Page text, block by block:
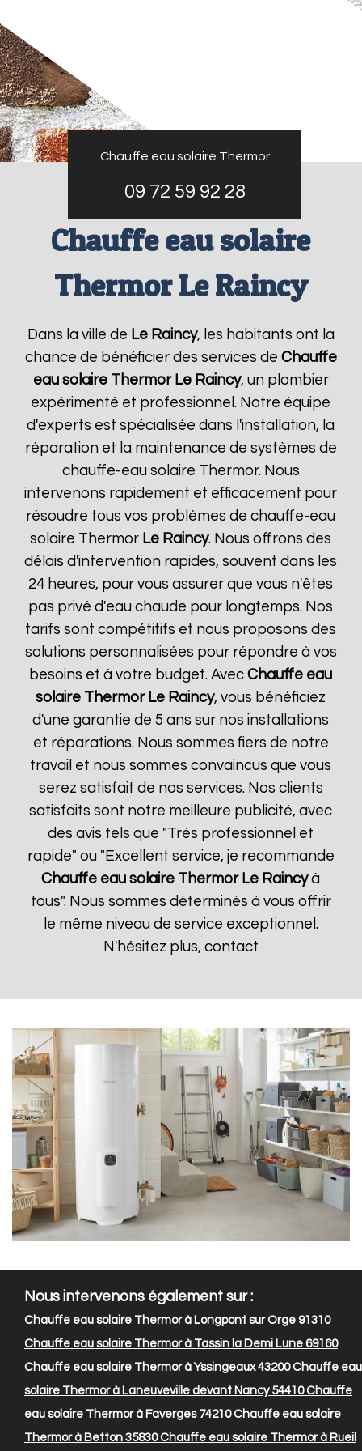
Chauffe eau solaire Thermor
09 72 59 92 28
Chauffe eau solaire
Thermor Le Raincy
Dans la ville de Le Raincy, les habitants ont la
chance de bénéficier des services de Chauffe
eau solaire Thermor Le Raincy, un plombier
expérimenté et professionnel. Notre équipe
d'experts est spécialisée dans l'installation, la
réparation et la maintenance de systèmes de
chauffe-eau solaire Thermor. Nous
intervenons rapidement et efficacement pour
résoudre tous vos problèmes de chauffe-eau
solaire Thermor Le Raincy. Nous offrons des
délais d'intervention rapides, souvent dans les
24 heures, pour vous assurer que vous n'êtes
pas privé d'eau chaude pour longtemps. Nos
tarifs sont compétitifs et nous proposons des
solutions personnalisées pour répondre à vos
besoins et à votre budget. AvecChauffe eau
solaire Thermor Le Raincy, vous bénéficiez
d'une garantie de 5 ans sur nos installations
et réparations. Nous sommes fiers de notre
travail et nous sommes convaincus que vous
serez satisfait de nos services. Nos clients
satisfaits sont notre meilleure publicité, avec
des avis tels que "Très professionnel et
rapide" ou "Excellent service, je recommande
Chauffe eau solaire Thermor Le Raincyà
tous". Nous sommes déterminés à vous offrir
le même niveau de service exceptionnel.
N'hésitez plus, contact
Nous intervenons également sur :
Chauffe eau solaire Thermor à Longpont sur Orge 91310
Chauffe eau solaire Thermor à Tassin la Demi Lune 69160
Chauffe eau solaire Thermor à Yssingeaux 43200Chauffe eau
solaire Thermor à Laneuveville devant Nancy 54410Chauffe
eau solaire Thermor à Faverges 74210Chauffe eau solaire
Thermor à Betton 35830Chauffe eau solaire Thermor à Rueil